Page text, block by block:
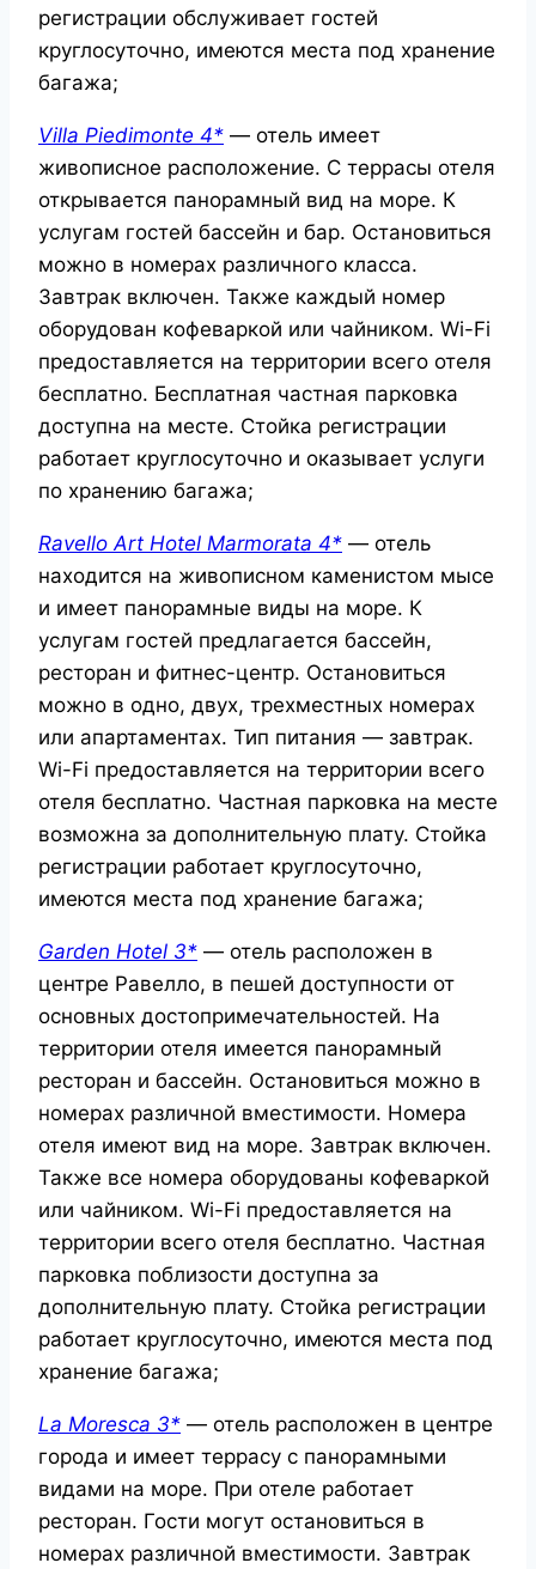
регистрации обслуживает гостей
круглосуточно, имеются места под хранение
багажа;
Villa Piedimonte 4* — отель имеет
живописное расположение. С террасы отеля
открывается панорамный вид на море. К
услугам гостей бассейн и бар. Остановиться
можно в номерах различного класса.
Завтрак включен. Также каждый номер
оборудован кофеваркой или чайником. Wi-Fi
предоставляется на территории всего отеля
бесплатно. Бесплатная частная парковка
доступна на месте. Стойка регистрации
работает круглосуточно и оказывает услуги
по хранению багажа;
Ravello Art Hotel Marmorata 4* — отель
находится на живописном каменистом мысе
и имеет панорамные виды на море. К
услугам гостей предлагается бассейн,
ресторан и фитнес-центр. Остановиться
можно в одно, двух, трехместных номерах
или апартаментах. Тип питания — завтрак.
Wi-Fi предоставляется на территории всего
отеля бесплатно. Частная парковка на месте
возможна за дополнительную плату. Стойка
регистрации работает круглосуточно,
имеются места под хранение багажа;
Garden Hotel 3* — отель расположен в
центре Равелло, в пешей доступности от
основных достопримечательностей. На
территории отеля имеется панорамный
ресторан и бассейн. Остановиться можно в
номерах различной вместимости. Номера
отеля имеют вид на море. Завтрак включен.
Также все номера оборудованы кофеваркой
или чайником. Wi-Fi предоставляется на
территории всего отеля бесплатно. Частная
парковка поблизости доступна за
дополнительную плату. Стойка регистрации
работает круглосуточно, имеются места под
хранение багажа;
La Moresca 3* — отель расположен в центре
города и имеет террасу с панорамными
видами на море. При отеле работает
ресторан. Гости могут остановиться в
номерах различной вместимости. Завтрак